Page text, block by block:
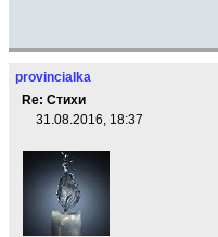
provincialka
Re: Стихи
31.08.2016, 18:37